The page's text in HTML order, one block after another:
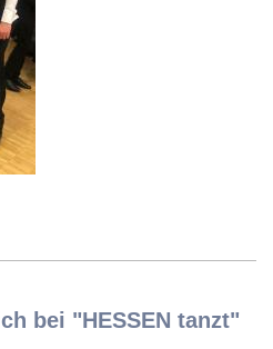
bei "HESSEN tanzt"